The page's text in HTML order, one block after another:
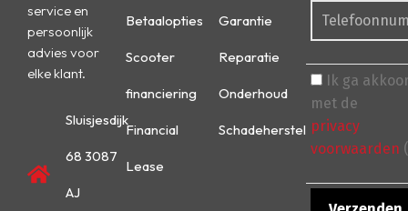
service en
persoonlijk
advies voor
elke klant.
Sluisjesdijk
68 3087
AJ
Betaalopties
Scooter
financiering
Financial
Lease
Garantie
Reparatie
Onderhoud
Schadeherstel
Ik ga
met de
privacy
voorwaarden